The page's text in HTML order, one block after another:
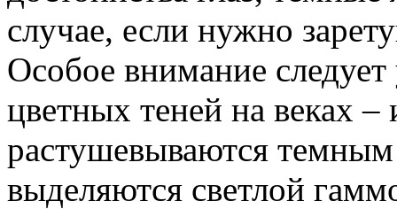
случае, если нужно
Особое внимание
цветных теней на веках
растушевываются
выделяются светлой